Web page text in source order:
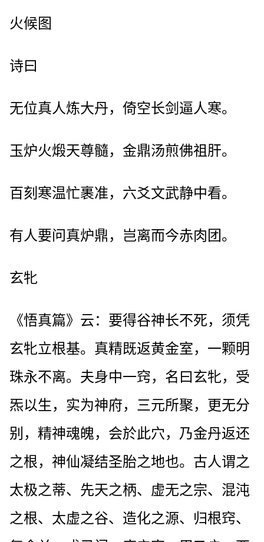
火候图
诗曰
无位真人炼大丹，倚空长剑逼人寒。
玉炉火煅天尊髓，金鼎汤煎佛祖肝。
百刻寒温忙裹准，六爻文武静中看。
有人要问真炉鼎，岂离而今赤肉团。
玄牝
《悟真篇》云：要得谷神长不死，须凭
玄牝立根基。真精既返黄金室，一颗明
珠永不离。夫身中一窍，名曰玄牝，受
炁以生，实为神府，三元所聚，更无分
别，精神魂魄，会於此穴，乃金丹返还
之根，神仙凝结圣胎之地也。古人谓之
太极之蒂、先天之柄、虚无之宗、混沌
之根、太虚之谷、造化之源、归根窍、